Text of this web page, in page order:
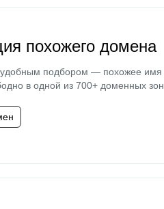
похожего домена
удобным подбором — похожее имя
в одной из 700+ доменных зон.